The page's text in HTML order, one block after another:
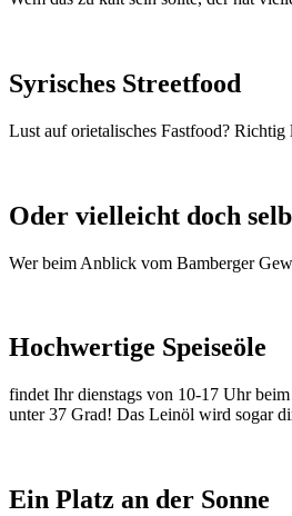
Syrisches Streetfood
Lust auf orietalisches Fastfood?
Oder vielleicht doch
Wer beim Anblick vom Bamberger
Hochwertige Speiseöle
findet Ihr dienstags von 10-17 Uhr
unter 37 Grad! Das Leinöl wird sogar
Ein Platz an der Sonne